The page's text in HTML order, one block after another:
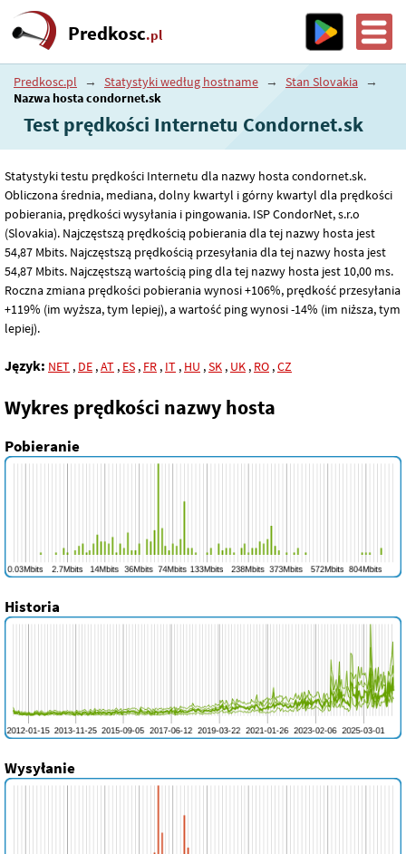
Predkosc.pl
Predkosc.pl → Statystyki według hostname → Stan Slovakia →
Nazwa hosta condornet.sk
Test prędkości Internetu Condornet.sk
Statystyki testu prędkości Internetu dla nazwy hosta condornet.sk.
Obliczona średnia, mediana, dolny kwartyl i górny kwartyl dla prędkości
pobierania, prędkości wysyłania i pingowania. ISP CondorNet, s.r.o
(Slovakia). Najczęstszą prędkością pobierania dla tej nazwy hosta jest
54,87 Mbits. Najczęstszą prędkością przesyłania dla tej nazwy hosta jest
54,87 Mbits. Najczęstszą wartością ping dla tej nazwy hosta jest 10,00 ms.
Roczna zmiana prędkości pobierania wynosi +106%, prędkość przesyłania
+119% (im wyższa, tym lepiej), a wartość ping wynosi -14% (im niższa, tym
lepiej).
Język: NET , DE ,AT , ES , FR , IT , HU ,SK , UK , RO ,CZ
Wykres prędkości nazwy hosta
Pobieranie
Historia
Wysyłanie